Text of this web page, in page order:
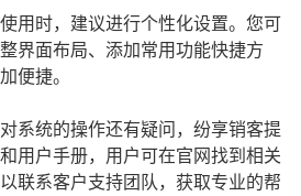
用时，建议进行个性化设置。您可
界面布局、添加常用功能快捷方
便捷。
系统的操作还有疑问，纷享销客提
用户手册，用户可在官网找到相关
联系客户支持团队，获取专业的帮